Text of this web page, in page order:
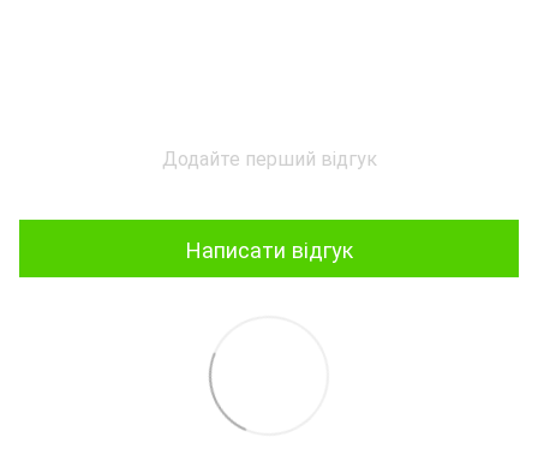
Додайте перший відгук
Написати відгук